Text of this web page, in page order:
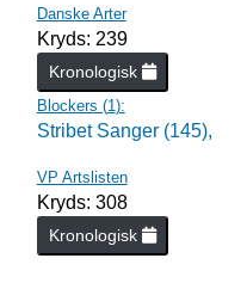
Danske Arter
Kryds: 239
Kronologisk
Blockers (1):
Stribet Sanger (145),
VP Artslisten
Kryds: 308
Kronologisk